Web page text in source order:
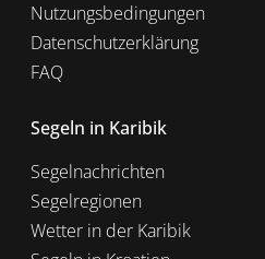
Nutzungsbedingungen
Datenschutzerklärung
FAQ
Segeln in Karibik
Segelnachrichten
Segelregionen
Wetter in der Karibik